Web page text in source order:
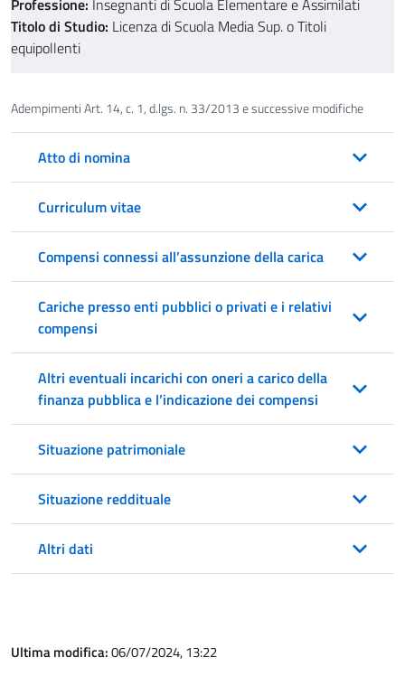
Professione: Insegnanti di Scuola Elementare e Assimilati
Titolo di Studio: Licenza di Scuola Media Sup. o Titoli
equipollenti
Adempimenti Art. 14, c. 1, d.lgs. n. 33/2013 e successive modifiche
Atto di nomina
Curriculum vitae
Compensi connessi all’assunzione della carica
Cariche presso enti pubblici o privati e i relativi
compensi
Altri eventuali incarichi con oneri a carico della
finanza pubblica e l’indicazione dei compensi
Situazione patrimoniale
Situazione reddituale
Altri dati
Ultima modifica:06/07/2024, 13:22